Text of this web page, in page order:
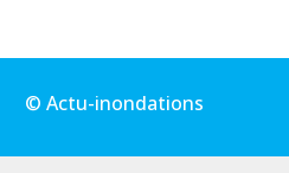
© Actu-inondations